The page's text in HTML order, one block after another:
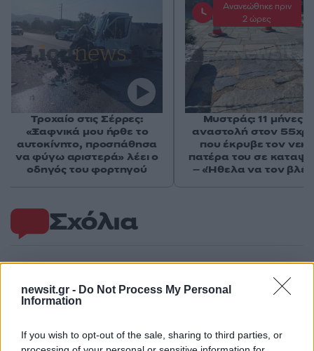
newsit.gr - Do Not Process My Personal
Information
If you wish to opt-out of the sale, sharing to third parties, or
Σχόλια
Σχολίασε εδώ
50 /50
Τροχαίο στις Σέρρες:
«Ξαφνικά μου ήρθε το
αυτοκίνητο, προσπάθησα
να φύγω αριστερά» λέει ο
οδηγός του φορτηγού
Ανανεώθηκε πριν
2 ώρες
Μυστράς: 11 μήνες
αναστολή στον
που έκρυβε τον
πατέρα του σε
– «Ήθελα να τον